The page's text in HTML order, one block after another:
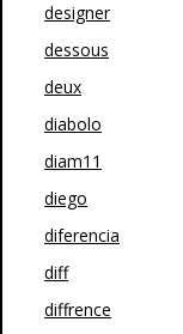
designer
dessous
deux
diabolo
diam11
diego
diferencia
diff
diffrence